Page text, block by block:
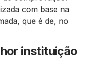
com base na
que é de, no
instituição